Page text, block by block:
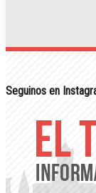
Seguinos en